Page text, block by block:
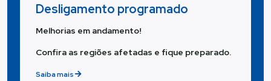
Desligamento programado
Melhorias em andamento!
Confira as regiões afetadas e fique preparado.
Saiba mais